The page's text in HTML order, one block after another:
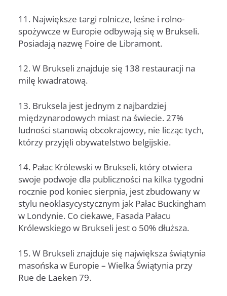
11. Największe targi rolnicze, leśne i rolno-
spożywcze w Europie odbywają się w Brukseli.
Posiadają nazwę Foire de Libramont.
12. W Brukseli znajduje się 138 restauracji na
milę kwadratową.
13. Bruksela jest jednym z najbardziej
międzynarodowych miast na świecie. 27%
ludności stanowią obcokrajowcy, nie licząc tych,
którzy przyjęli obywatelstwo belgijskie.
14. Pałac Królewski w Brukseli, który otwiera
swoje podwoje dla publiczności na kilka tygodni
rocznie pod koniec sierpnia, jest zbudowany w
stylu neoklasycystycznym jak Pałac Buckingham
w Londynie. Co ciekawe, Fasada Pałacu
Królewskiego w Brukseli jest o 50% dłuższa.
15. W Brukseli znajduje się największa świątynia
masońska w Europie – Wielka Świątynia przy
Rue de Laeken 79.